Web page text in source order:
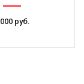
руб.